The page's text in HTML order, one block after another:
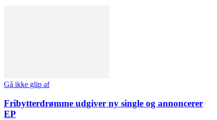
Gå ikke glip af
Fribytterdrømme udgiver ny single og annoncerer
EP